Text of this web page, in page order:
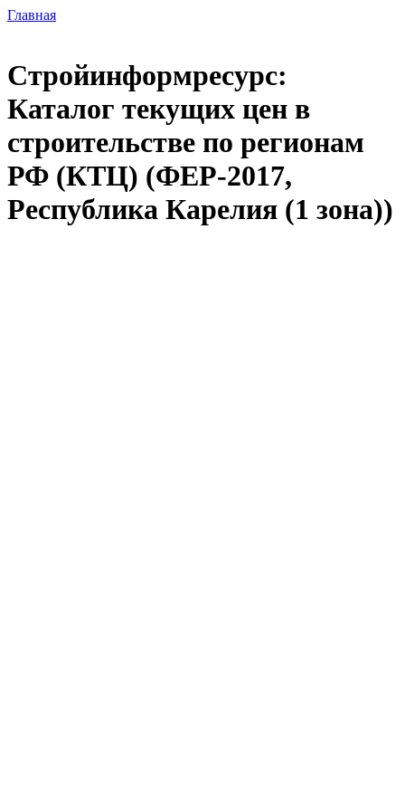
Главная
Стройинформресурс:
Каталог текущих цен в
строительстве по регионам
РФ (КТЦ) (ФЕР-2017,
Республика Карелия (1 зона))